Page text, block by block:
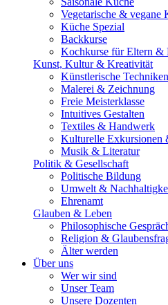
Vegetarische & vegane
Küche Spezial
Backkurse
Kochkurse für Eltern &
Kunst, Kultur & Kreativität
Künstlerische Techniken
Malerei & Zeichnung
Freie Meisterklasse
Intuitives Gestalten
Textiles & Handwerk
Kulturelle Exkursionen
Musik & Literatur
Politik & Gesellschaft
Politische Bildung
Umwelt &
Ehrenamt
Glauben & Leben
Philosophische
Religion &
Älter werden
Über uns
Wer wir sind
Unser Team
Unsere Dozenten